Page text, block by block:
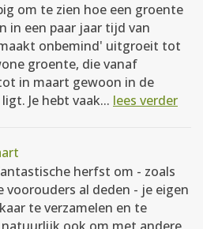
om te zien hoe een groente
in een paar jaar tijd van
onbemind' uitgroeit tot
groente, die vanaf
in maart gewoon in de
Je hebt vaak... lees verder
herfst om - zoals
voorouders al deden - je eigen
te verzamelen en te